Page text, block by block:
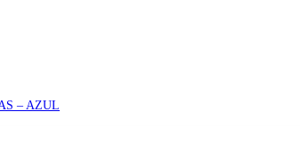
– AZUL